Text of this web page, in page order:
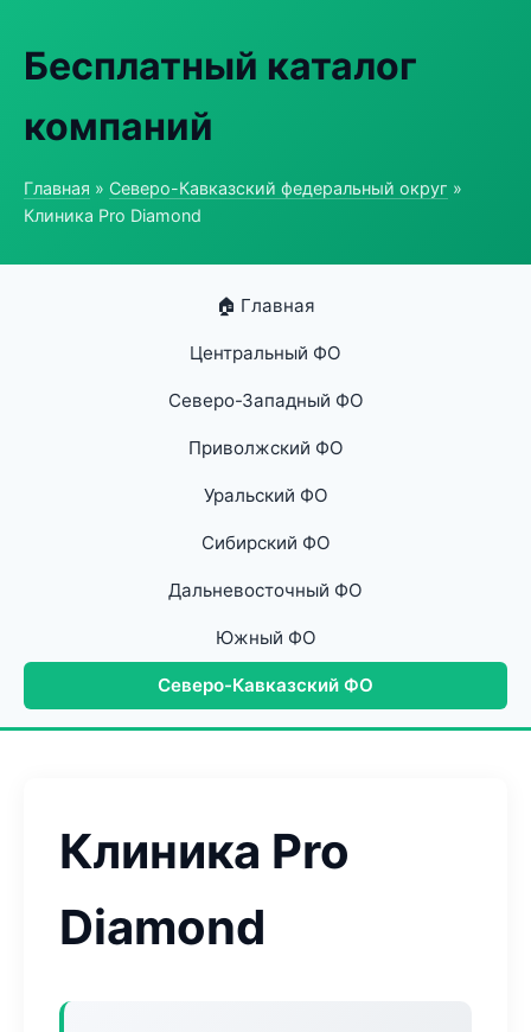
Бесплатный каталог
компаний
Главная » Северо-Кавказский федеральный округ »
Клиника Pro Diamond
🏠 Главная
Центральный ФО
Северо-Западный ФО
Приволжский ФО
Уральский ФО
Сибирский ФО
Дальневосточный ФО
Южный ФО
Северо-Кавказский ФО
Клиника Pro
Diamond